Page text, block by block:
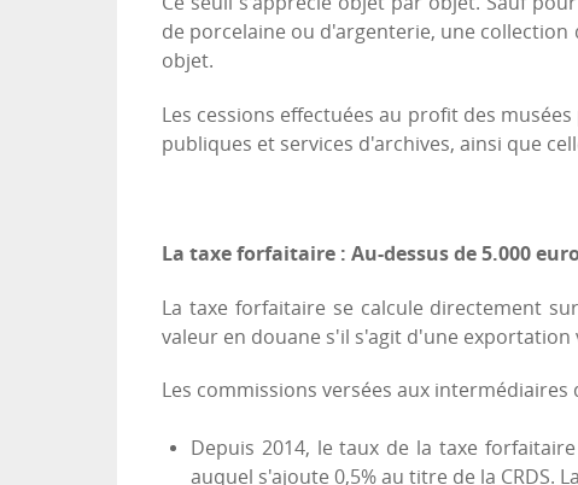
de porcelaine ou d'argenterie, une
objet.
Les cessions effectuées au profit des
publiques et services d'archives, ainsi que
La taxe forfaitaire : Au-dessus de 5.000
La taxe forfaitaire se calcule directement
valeur en douane s'il s'agit d'une exportation
Les commissions versées aux
Depuis 2014, le taux de la taxe
auquel s'ajoute 0,5% au titre de la CRDS.